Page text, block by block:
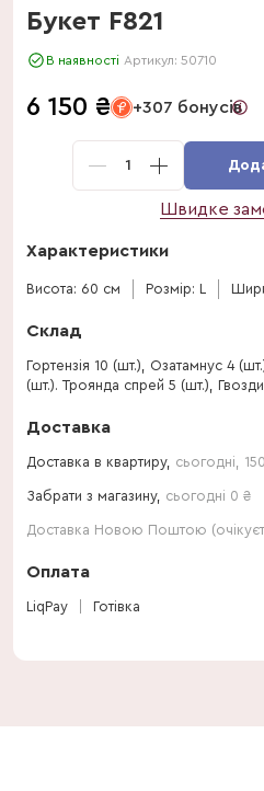
Букет F821
В наявності Артикул: 50710
6 150 ₴ +307 бонусів
1
Швидке
Характеристики
Висота: 60 см Розмір: L
Склад
Гортензія 10 (шт.), Озатамнус 4
(шт.). Троянда спрей 5 (шт.),
Доставка
Доставка в квартиру, сьогодні 150
Забрати з магазину, сьогодні 0 ₴
Доставка Новою Поштою
Оплата
LiqPay Готівка